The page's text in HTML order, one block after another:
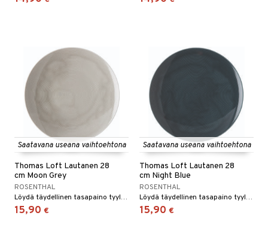
Saatavana useana vaihtoehtona
Thomas Loft Lautanen 28
cm Moon Grey
ROSENTHAL
Löydä täydellinen tasapaino tyylin ja toiminnallisuuden välillä Loft by Rosenthal -ruokalautasen avulla. Tämä 28 cm:n lautanen on Rosenthalin, posliinitaiteen ikonin, suunnittelema ja kantaa Loft-kokoelman eleganssin ja modernisuuden leimaa.
15,90 €
Saatavana useana vaihtoehtona
Thomas Loft Lautanen 28
cm Night Blue
ROSENTHAL
Löydä täydellinen tasapaino tyylin ja toiminnallisuuden välillä Loft by Rosenthal -ruokalautasen avulla. Tämä 28 cm:n lautanen on Rosenthalin, posliinitaiteen ikonin, suunnittelema ja kantaa Loft-kokoelman eleganssin ja modernisuuden leimaa.
15,90 €